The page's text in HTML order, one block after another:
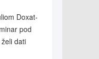
Doxat-
pod
dati